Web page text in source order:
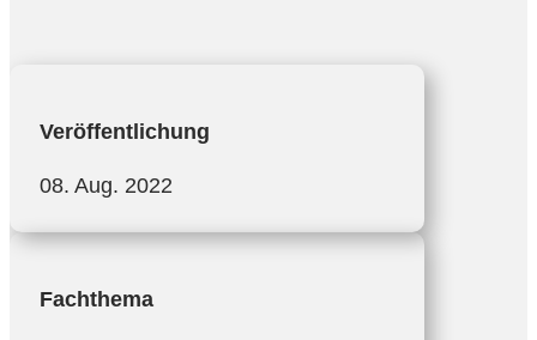
Veröffentlichung
08. Aug. 2022
Fachthema